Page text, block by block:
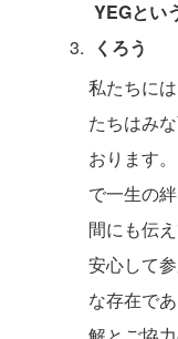
YEGとい
くろう
私たちに
たちはみ
おります
で一生の
間にも伝
安心して
な存在で